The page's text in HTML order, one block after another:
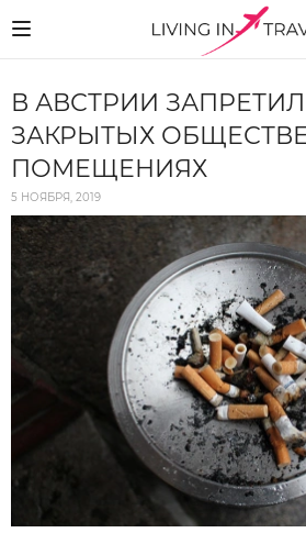
В АВСТРИИ
ЗАКРЫТЫХ
ПОМЕЩЕНИЯХ
5 НОЯБРЯ, 2019